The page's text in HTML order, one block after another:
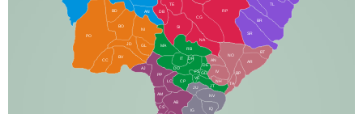
AN
TL
BR
SR
BT
AR
RP
CG
SI
NA
TA
NH
JT
RB
MA
IT
DR
DO
CP
JU
NV
IQ
BD
BO
NI
JD
PO
BV
CC
PP
AJ
LC
AM
AB
DB
TE
CS
IG
NO
BP
GL
AN
IV
FS
VC
GD
DE